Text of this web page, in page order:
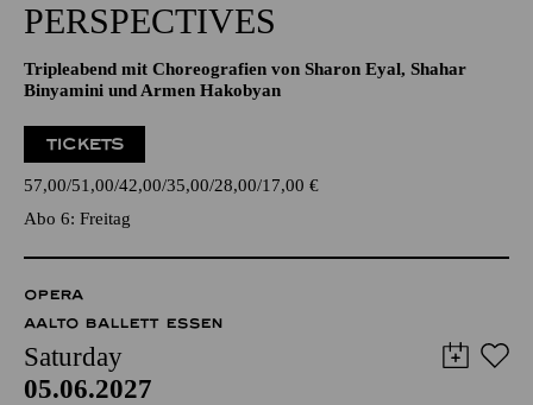
PERSPECTIVES
Tripleabend mit Choreografien von Sharon Eyal, Shahar
Binyamini und Armen Hakobyan
TICKETS
57,00 51,00 42,00 35,00 28,00 17,00 €
Abo 6: Freitag
OPERA
AALTO BALLETT ESSEN
Saturday
05.06.2027